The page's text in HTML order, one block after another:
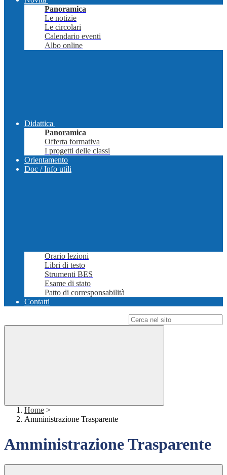
Panoramica
Le notizie
Le circolari
Calendario eventi
Albo online
Didattica
Panoramica
Offerta formativa
I progetti delle classi
Orientamento
Doc / Info utili
Orario lezioni
Libri di testo
Strumenti BES
Esame di stato
Patto di corresponsabilità
Contatti
Home >
Amministrazione Trasparente
Amministrazione Trasparente